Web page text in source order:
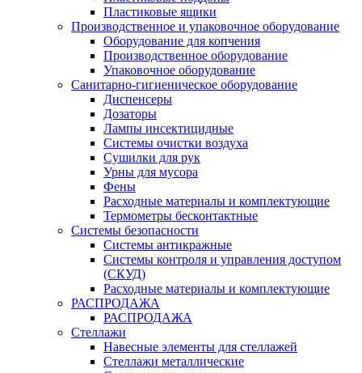
Пластиковые ящики
Производственное и упаковочное оборудование
Оборудование для копчения
Производственное оборудование
Упаковочное оборудование
Санитарно-гигиеническое оборудование
Диспенсеры
Дозаторы
Лампы инсектицидные
Системы очистки воздуха
Сушилки для рук
Урны для мусора
Фены
Расходные материалы и комплектующие
Термометры бесконтактные
Системы безопасности
Системы антикражные
Системы контроля и управления доступом
(СКУД)
Расходные материалы и комплектующие
РАСПРОДАЖА
РАСПРОДАЖА
Стеллажи
Навесные элементы для стеллажей
Стеллажи металлические